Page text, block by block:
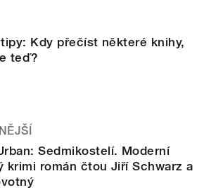
Kdy přečíst některé knihy,
teď?
Sedmikostelí. Moderní
krimi román čtou Jiří Schwarz a